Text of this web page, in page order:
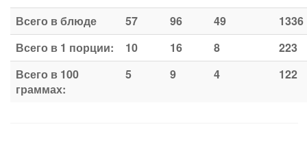
Всего в блюде 57 96 49
1336
Всего в 1 порции:
10 16 8
223
Всего в 100
граммах:
5 9 4 122